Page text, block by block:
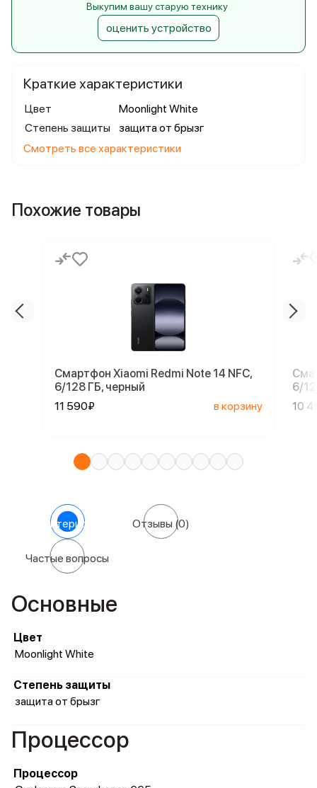
Краткие характеристики
Цвет
Moonlight White
Степень защиты
защита от брызг
Смотреть все характеристики
Выкупим вашу старую технику
оценить устройство
Похожие товары
Смартфон Xiaomi Redmi Note 14 NFC,
6/128 ГБ, черный
11 590₽
в корзину
6/
10
Характеристики Отзывы (0)
Частые вопросы
Основные
Цвет
Moonlight White
Степень защиты
защита от брызг
Процессор
Процессор